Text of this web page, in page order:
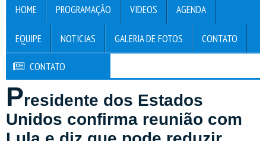
HOME PROGRAMAÇÃO VIDEOS AGENDA
EQUIPE NOTICIAS GALERIA DE FOTOS CONTATO
CONTATO
Presidente dos Estados
Unidos confirma reunião com